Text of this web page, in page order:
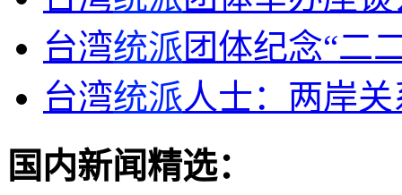
台湾统派团体纪念“二
台湾统派人士：两岸
国内新闻精选：